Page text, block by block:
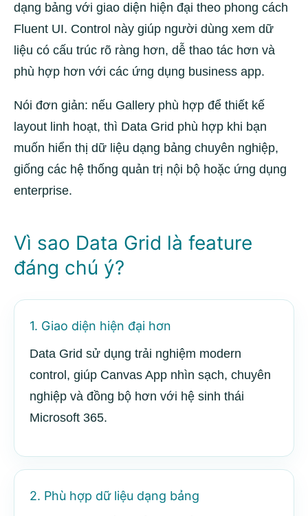
dạng bảng với giao diện hiện đại theo phong cách
Fluent UI. Control này giúp người dùng xem dữ
liệu có cấu trúc rõ ràng hơn, dễ thao tác hơn và
phù hợp hơn với các ứng dụng business app.
Nói đơn giản: nếu Gallery phù hợp để thiết kế
layout linh hoạt, thì Data Grid phù hợp khi bạn
muốn hiển thị dữ liệu dạng bảng chuyên nghiệp,
giống các hệ thống quản trị nội bộ hoặc ứng dụng
enterprise.
Vì sao Data Grid là feature
đáng chú ý?
1. Giao diện hiện đại hơn
Data Grid sử dụng trải nghiệm modern
control, giúp Canvas App nhìn sạch, chuyên
nghiệp và đồng bộ hơn với hệ sinh thái
Microsoft 365.
2. Phù hợp dữ liệu dạng bảng